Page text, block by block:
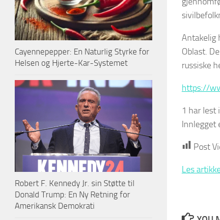
Antakelig
Oblast.
russiske
https://
1 har lest
Innlegget
Post
Les
Cayennepepper: En Naturlig Styrke for
Helsen og Hjerte-Kar-Systemet
Robert F. Kennedy Jr. sin Støtte til
Donald Trump: En Ny Retning for
Amerikansk Demokrati